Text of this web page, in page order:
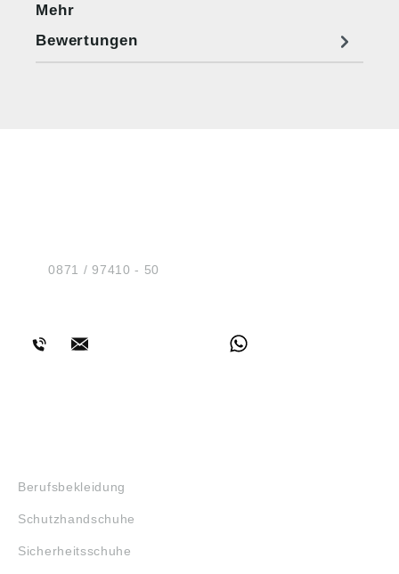
Mehr
Bewertungen
Tel.:0871 / 97410 - 50
Berufsbekleidung
Schutzhandschuhe
Sicherheitsschuhe